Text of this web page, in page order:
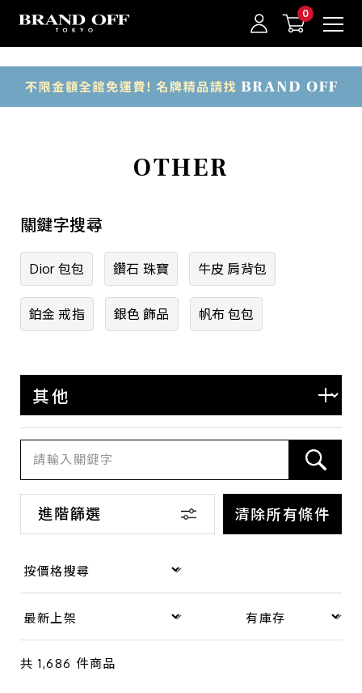
中古名牌業界No.1的BRAND OFF。BRAND OFF官網購物/h1>
OTHER
關鍵字搜尋
Dior 包包 鑽石 珠寶 牛皮 肩背包
鉑金 戒指 銀色 飾品 帆布 包包
進階篩選 清除所有條件
商品類別
品牌珠寶
一般珠寶
衣物
其他
Dior
CELINE
Miu Miu
Chloe
TOD'S
BURBERRY
Salvatore Ferragamo
GIVENCHY
共 1,686 件商品